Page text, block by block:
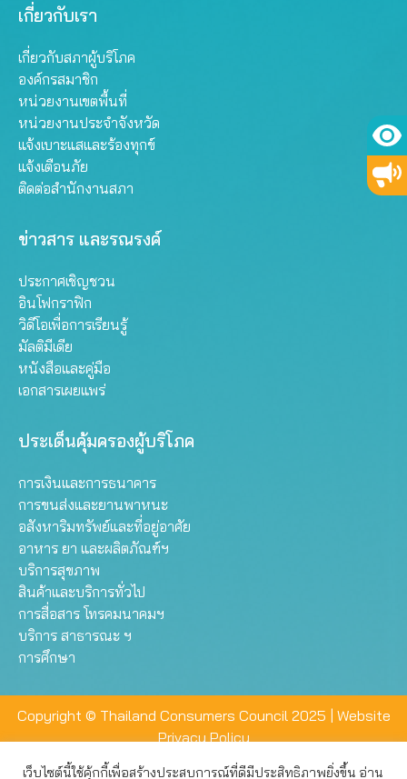
เกี่ยวกับเรา
เกี่ยวกับสภาผู้บริโภค
องค์กรสมาชิก
หน่วยงานเขตพื้นที่
หน่วยงานประจำจังหวัด
แจ้งเบาะแสและร้องทุกข์
แจ้งเตือนภัย
ติดต่อสำนักงานสภา
ข่าวสาร และรณรงค์
ประกาศเชิญชวน
อินโฟกราฟิก
วิดีโอเพื่อการเรียนรู้
มัลติมีเดีย
หนังสือและคู่มือ
เอกสารเผยแพร่
ประเด็นคุ้มครองผู้บริโภค
การเงินและการธนาคาร
การขนส่งและยานพาหนะ
อสังหาริมทรัพย์และที่อยู่อาศัย
อาหาร ยา และผลิตภัณฑ์ฯ
บริการสุขภาพ
สินค้าและบริการทั่วไป
การสื่อสาร โทรคมนาคมฯ
บริการ สาธารณะ ฯ
การศึกษา
Copyright © Thailand Consumers Council 2025 | Website
Privacy Policy
เว็บไซต์นี้ใช้คุ้กกี้เพื่อสร้างประสบการณ์ที่ดีมีประสิทธิภาพยิ่งขึ้น อ่าน